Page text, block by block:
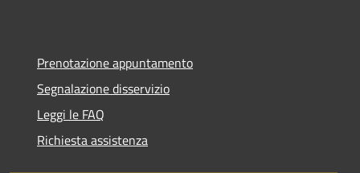
Prenotazione appuntamento
Segnalazione disservizio
Leggi le FAQ
Richiesta assistenza